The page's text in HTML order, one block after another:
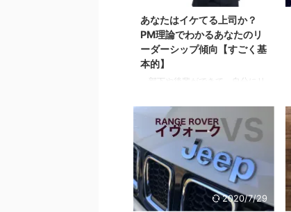
あなたはイケてる上司か？
PM理論でわかるあなたのリ
ーダーシップ傾向【すごく基
本的】
部下や後輩ができて、自分にリ
ったり、不安になったはしていま
せんか？自分はイケてるリーダー
なのか？違うのか？気になってし
まったり。 まずはあなたの行動
特性から現在の特徴を見て見まし
ょう。 目次1 PM理論でわかるあ
なたのリーダーシップ【まずはこ
れだけは知っておこう】2 pM型
2020/7/29